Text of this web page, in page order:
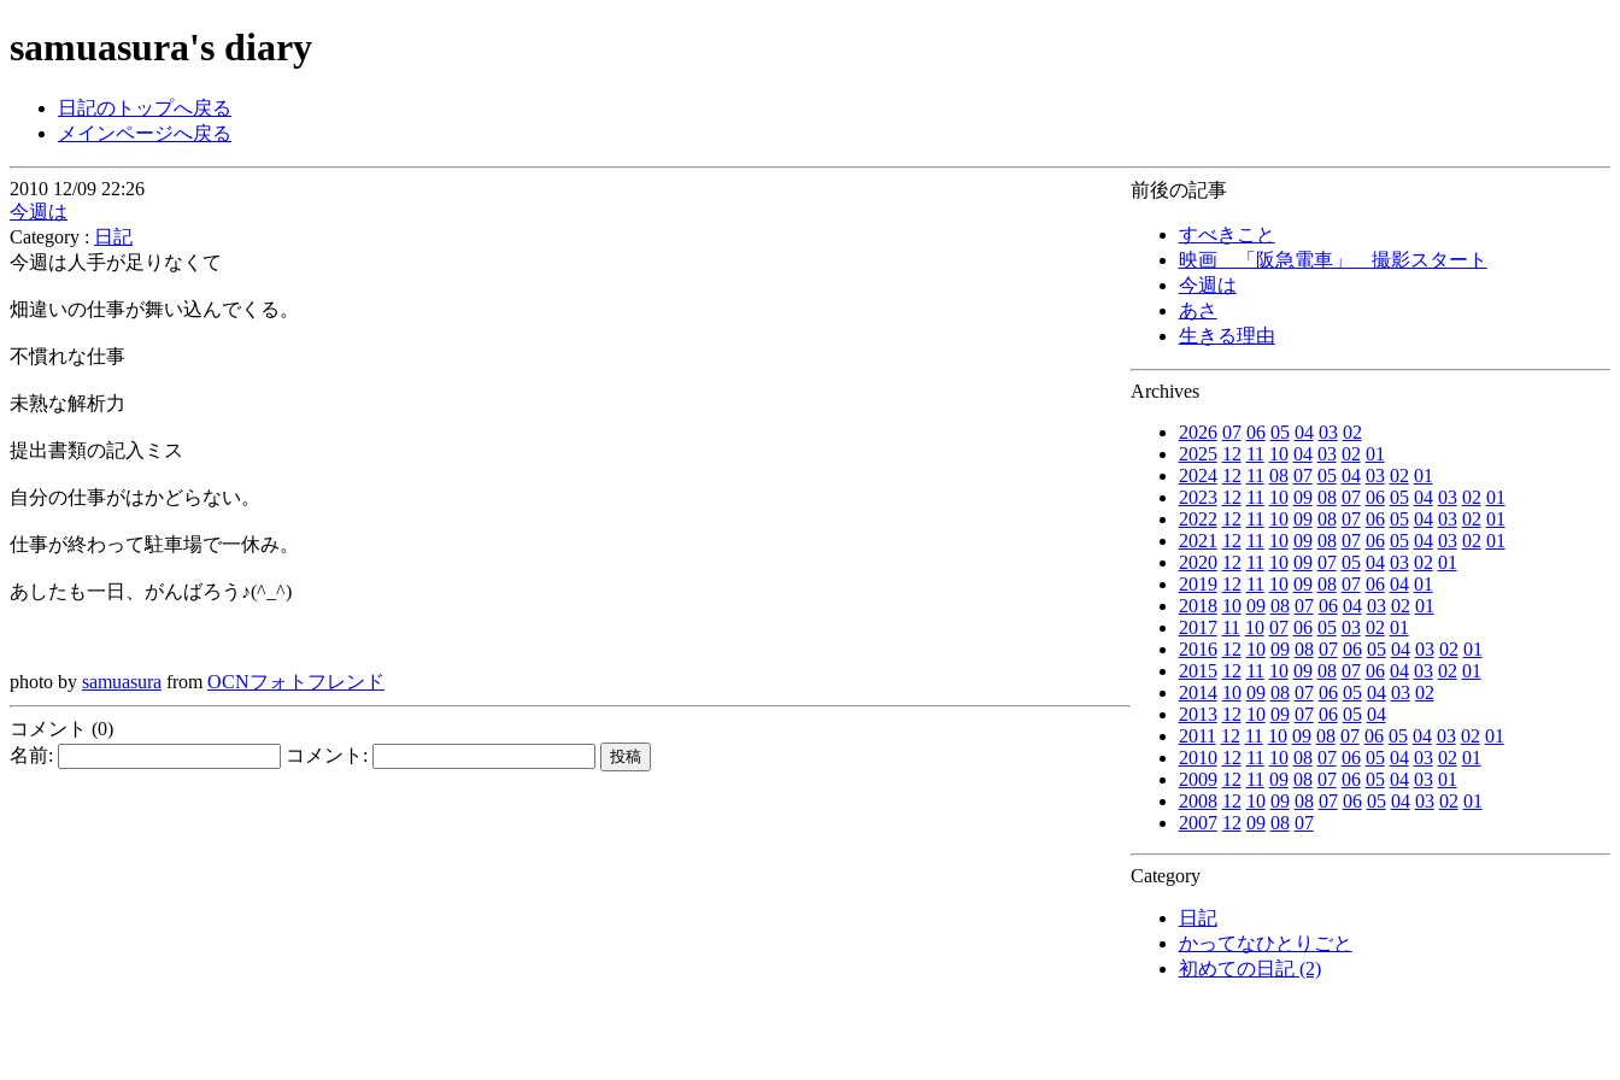
samuasura's diary
日記のトップへ戻る
メインページへ戻る
前後の記事
すべきこと
映画 「阪急電車」 撮影スタート
今週は
あさ
生きる理由
Archives
2026 07 06 05 04 03 02
2025 12 11 10 04 03 02 01
2024 12 11 08 07 05 04 03 02 01
2023 12 11 10 09 08 07 06 05 04 03 02 01
2022 12 11 10 09 08 07 06 05 04 03 02 01
2021 12 11 10 09 08 07 06 05 04 03 02 01
2020 12 11 10 09 07 05 04 03 02 01
2019 12 11 10 09 08 07 06 04 01
2018 10 09 08 07 06 04 03 02 01
2017 11 10 07 06 05 03 02 01
2016 12 10 09 08 07 06 05 04 03 02 01
2015 12 11 10 09 08 07 06 04 03 02 01
2014 10 09 08 07 06 05 04 03 02
2013 12 10 09 07 06 05 04
2011 12 11 10 09 08 07 06 05 04 03 02 01
2010 12 11 10 08 07 06 05 04 03 02 01
2009 12 11 09 08 07 06 05 04 03 01
2008 12 10 09 08 07 06 05 04 03 02 01
2007 12 09 08 07
Category
日記
かってなひとりごと
初めての日記 (2)
2010 12/09 22:26
今週は
Category : 日記
今週は人手が足りなくて
畑違いの仕事が舞い込んでくる。
不慣れな仕事
未熟な解析力
提出書類の記入ミス
自分の仕事がはかどらない。
仕事が終わって駐車場で一休み。
あしたも一日、がんばろう♪(^_^)
photo by samuasura from OCNフォトフレンド
コメント (0)
名前:
コメント: